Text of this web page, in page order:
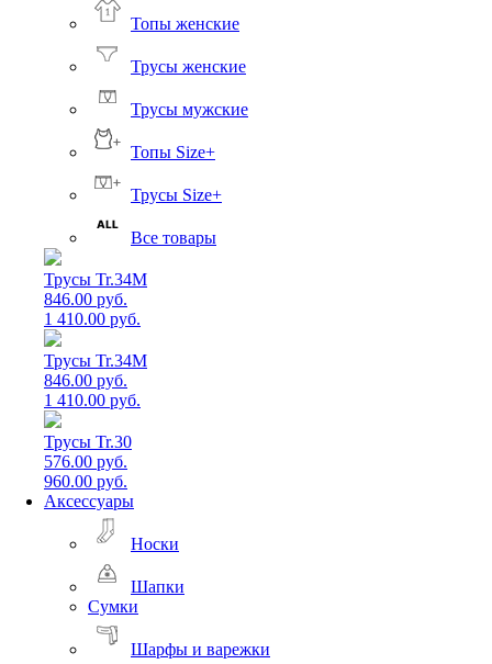
Топы женские
Трусы женские
Трусы мужские
Топы Size+
Трусы Size+
Все товары
Трусы Tr.34M
846.00 руб.
1 410.00 руб.
Трусы Tr.34M
846.00 руб.
1 410.00 руб.
Трусы Tr.30
576.00 руб.
960.00 руб.
Аксессуары
Носки
Шапки
Сумки
Шарфы и варежки